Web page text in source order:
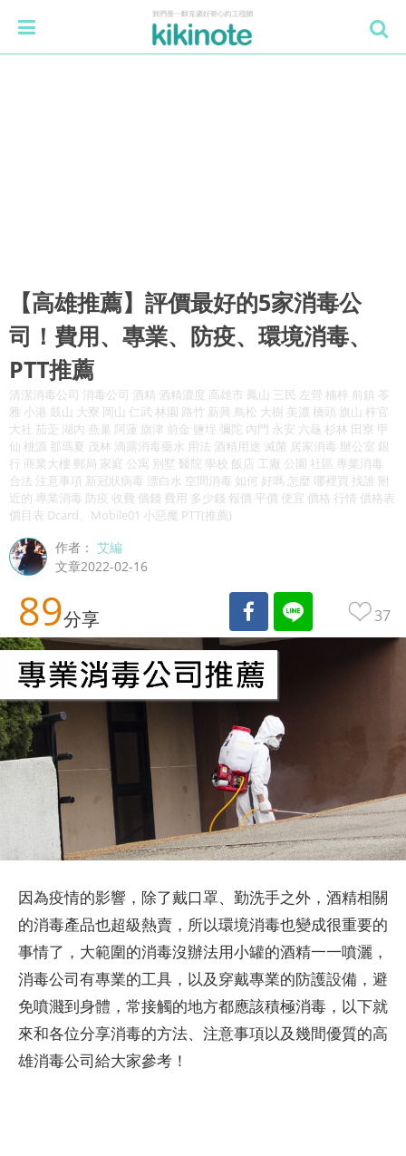
【高雄推薦】評價最好的5家消毒公
司！費用、專業、防疫、環境消毒、
PTT推薦
清潔消毒公司 消毒公司 酒精 酒精濃度 高雄市 鳳山 三民 左營 楠梓 前鎮 苓
雅 小港 鼓山 大寮 岡山 仁武 林園 路竹 新興 鳥松 大樹 美濃 橋頭 旗山 梓官
大社 茄萣 湖內 燕巢 阿蓮 旗津 前金 鹽埕 彌陀 內門 永安 六龜 杉林 田寮 甲
仙 桃源 那瑪夏 茂林 滴露消毒藥水 用法 酒精用途 滅菌 居家消毒 辦公室 銀
行 商業大樓 郵局 家庭 公寓 別墅 醫院 學校 飯店 工廠 公園 社區 專業消毒
合法 注意事項 新冠狀病毒 漂白水 空間消毒 如何 好嗎 怎麼 哪裡買 找誰 附
近的 專業消毒 防疫 收費 價錢 費用 多少錢 報價 平價 便宜 價格 行情 價格表
價目表 Dcard、Mobile01 小惡魔 PTT(推薦)
作者：艾編
文章2022-02-16
89分享 37
因為疫情的影響，除了戴口罩、勤洗手之外，酒精相關
的消毒產品也超級熱賣，所以環境消毒也變成很重要的
事情了，大範圍的消毒沒辦法用小罐的酒精一一噴灑，
消毒公司有專業的工具，以及穿戴專業的防護設備，避
免噴濺到身體，常接觸的地方都應該積極消毒，以下就
來和各位分享消毒的方法、注意事項以及幾間優質的高
雄消毒公司給大家參考！